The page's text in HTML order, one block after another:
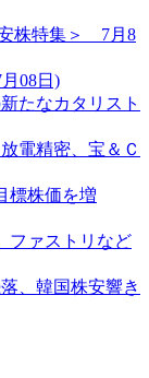
安株特集＞ 7月8
08日)
たなカタリスト
電精密、宝＆Ｃ
標株価を増
ファストリなど
、韓国株安響き